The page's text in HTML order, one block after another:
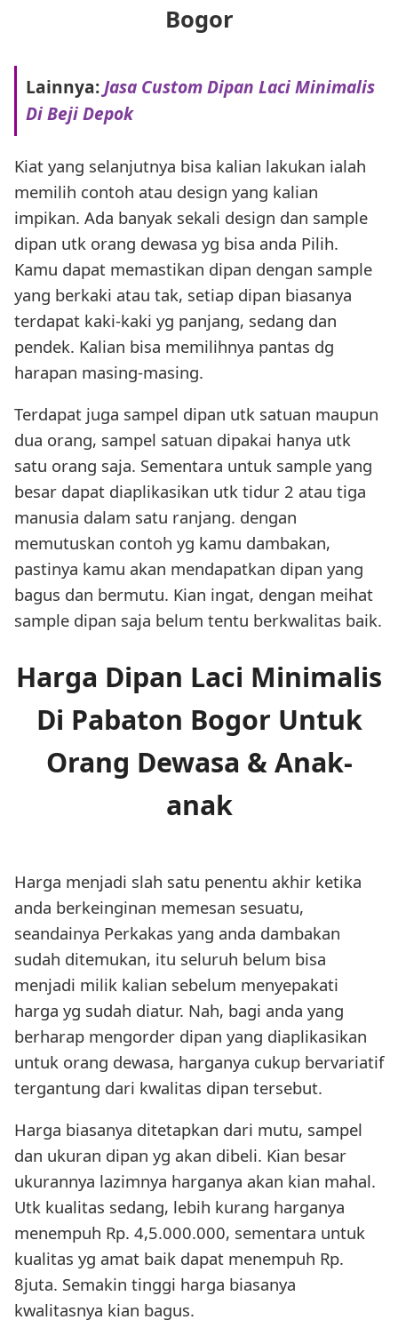
Bogor
Lainnya:Jasa Custom Dipan Laci Minimalis
Di Beji Depok
Kiat yang selanjutnya bisa kalian lakukan ialah
memilih contoh atau design yang kalian
impikan. Ada banyak sekali design dan sample
dipan utk orang dewasa yg bisa anda Pilih.
Kamu dapat memastikan dipan dengan sample
yang berkaki atau tak, setiap dipan biasanya
terdapat kaki-kaki yg panjang, sedang dan
pendek. Kalian bisa memilihnya pantas dg
harapan masing-masing.
Terdapat juga sampel dipan utk satuan maupun
dua orang, sampel satuan dipakai hanya utk
satu orang saja. Sementara untuk sample yang
besar dapat diaplikasikan utk tidur 2 atau tiga
manusia dalam satu ranjang. dengan
memutuskan contoh yg kamu dambakan,
pastinya kamu akan mendapatkan dipan yang
bagus dan bermutu. Kian ingat, dengan meihat
sample dipan saja belum tentu berkwalitas baik.
Harga Dipan Laci Minimalis
Di Pabaton Bogor Untuk
Orang Dewasa & Anak-
anak
Harga menjadi slah satu penentu akhir ketika
anda berkeinginan memesan sesuatu,
seandainya Perkakas yang anda dambakan
sudah ditemukan, itu seluruh belum bisa
menjadi milik kalian sebelum menyepakati
harga yg sudah diatur. Nah, bagi anda yang
berharap mengorder dipan yang diaplikasikan
untuk orang dewasa, harganya cukup bervariatif
tergantung dari kwalitas dipan tersebut.
Harga biasanya ditetapkan dari mutu, sampel
dan ukuran dipan yg akan dibeli. Kian besar
ukurannya lazimnya harganya akan kian mahal.
Utk kualitas sedang, lebih kurang harganya
menempuh Rp. 4,5.000.000, sementara untuk
kualitas yg amat baik dapat menempuh Rp.
8juta. Semakin tinggi harga biasanya
kwalitasnya kian bagus.